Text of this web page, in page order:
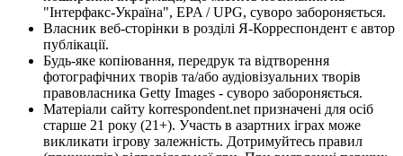
"Інтерфакс-Україна", EPA / UPG, суворо забороняється.
Власник веб-сторінки в розділі Я-Корреспондент є автор
публікації.
Будь-яке копіювання, передрук та відтворення
фотографічних творів та/або аудіовізуальних творів
правовласника Getty Images - суворо забороняється.
Матеріали сайту korrespondent.net призначені для осіб
старше 21 року (21+). Участь в азартних іграх може
викликати ігрову залежність. Дотримуйтесь правил